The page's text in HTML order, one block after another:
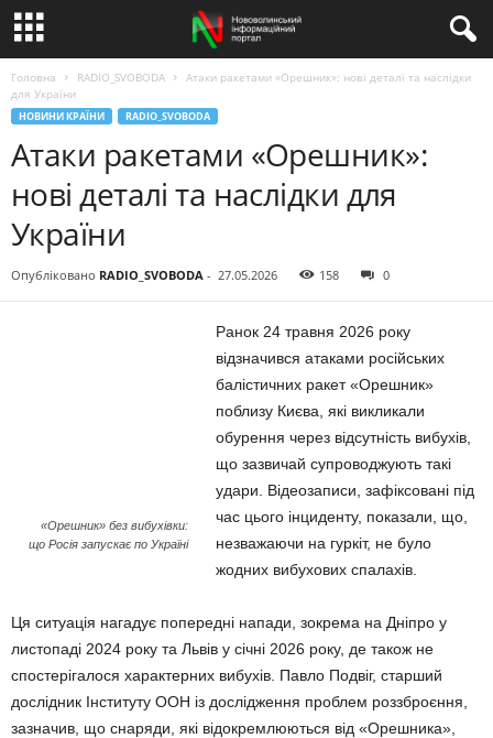
Головна RADIO_SVOBODA
Атаки ракетами «Орешник»: нові деталі та наслідки
для України
НОВИНИ КРАЇНИ RADIO_SVOBODA
Атаки ракетами «Орешник»:
нові деталі та наслідки для
України
Опубліковано RADIO_SVOBODA - 27.05.2026 158 0
«Орешник» без вибухівки:
що Росія запускає по Україні
Ранок 24 травня 2026 року
відзначився атаками російських
балістичних ракет «Орешник»
поблизу Києва, які викликали
обурення через відсутність вибухів,
що зазвичай супроводжують такі
удари. Відеозаписи, зафіксовані під
час цього інциденту, показали, що,
незважаючи на гуркіт, не було
жодних вибухових спалахів.
Ця ситуація нагадує попередні напади, зокрема на Дніпро у
листопаді 2024 року та Львів у січні 2026 року, де також не
спостерігалося характерних вибухів. Павло Подвіг, старший
дослідник Інституту ООН із дослідження проблем роззброєння,
зазначив, що снаряди, які відокремлюються від «Орешника»,